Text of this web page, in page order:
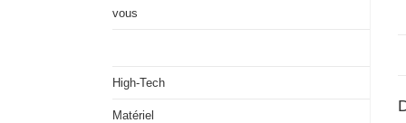
vous
High-Tech
Matériel